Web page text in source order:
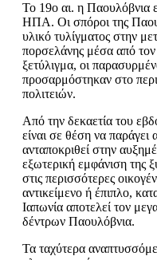
Το 19ο αι. η Παουλόβνια
ΗΠΑ. Οι σπόροι της
υλικό τυλίγματος στην
πορσελάνης μέσα από
ξετύλιγμα, οι
προσαρμόστηκαν στο
πολιτειών.
Από την δεκαετία του
είναι σε θέση να
ανταποκριθεί στην
εξωτερική εμφάνιση της
στις περισσότερες
αντικείμενο ή έπιπλο,
Ιαπωνία αποτελεί τον
δέντρων Παουλόβνια.
Τα ταχύτερα